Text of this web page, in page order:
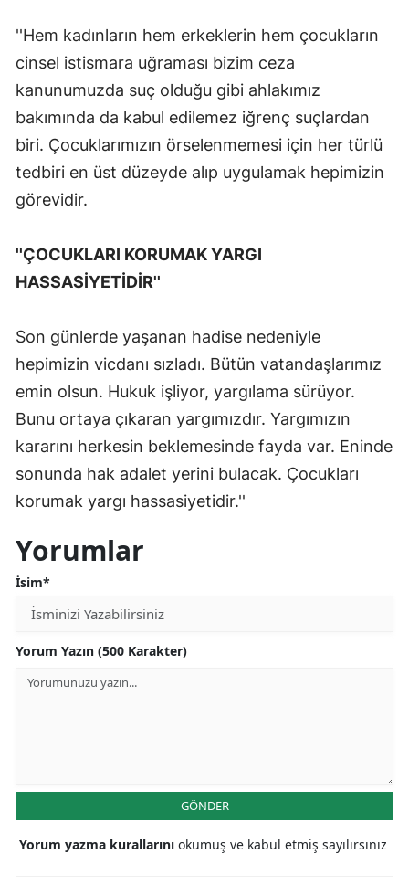
Muğla
Muş
Nevşehir
Niğde
Ordu
Siirt
Sinop
Sivas
Tekirdağ
Tokat
Karaman
''Hem kadınların hem erkeklerin hem çocukların
cinsel istismara uğraması bizim ceza
kanunumuzda suç olduğu gibi ahlakımız
bakımında da kabul edilemez iğrenç suçlardan
biri. Çocuklarımızın örselenmemesi için her türlü
tedbiri en üst düzeyde alıp uygulamak hepimizin
görevidir.
''ÇOCUKLARI KORUMAK YARGI
HASSASİYETİDİR''
Son günlerde yaşanan hadise nedeniyle
hepimizin vicdanı sızladı. Bütün vatandaşlarımız
emin olsun. Hukuk işliyor, yargılama sürüyor.
Bunu ortaya çıkaran yargımızdır. Yargımızın
kararını herkesin beklemesinde fayda var. Eninde
sonunda hak adalet yerini bulacak. Çocukları
korumak yargı hassasiyetidir.''
Yorumlar
İsim*
Yorum Yazın (500 Karakter)
GÖNDER
Yorum yazma kurallarını okumuş ve kabul etmiş sayılırsınız